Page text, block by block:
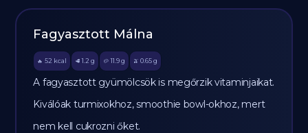
Fagyasztott Málna
🔥 52 kcal 🥩 1.2 g 🥔 11.9g 🫒 0.65 g
A fagyasztott gyümölcsök is megőrzik vitaminjaikat.
Kiválóak turmixokhoz, smoothie bowl-okhoz, mert
nem kell cukrozni őket.